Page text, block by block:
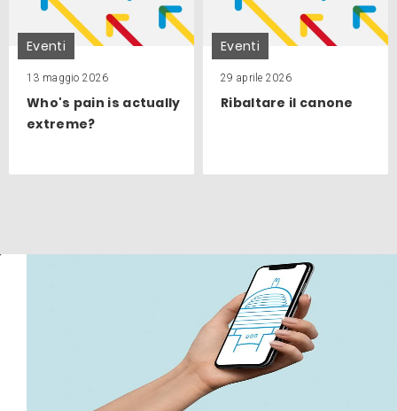
Eventi
13 maggio 2026
Who's pain is actually
extreme?
Eventi
29 aprile 2026
Ribaltare il canone